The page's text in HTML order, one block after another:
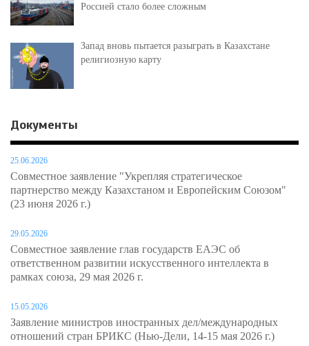
Россией стало более сложным
Запад вновь пытается разыграть в Казахстане
религиозную карту
Документы
25.06.2026
Совместное заявление "Укрепляя стратегическое
партнерство между Казахстаном и Европейским Союзом"
(23 июня 2026 г.)
29.05.2026
Совместное заявление глав государств ЕАЭС об
ответственном развитии искусственного интеллекта в
рамках союза, 29 мая 2026 г.
15.05.2026
Заявление министров иностранных дел/международных
отношений стран БРИКС (Нью-Дели, 14-15 мая 2026 г.)